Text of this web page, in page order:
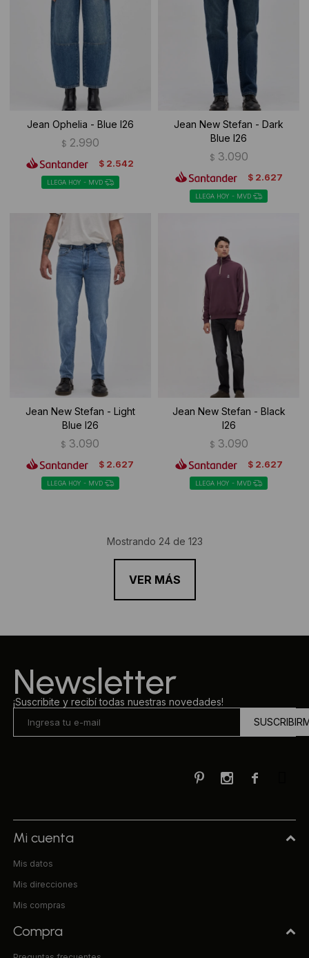
Jean Ophelia - Blue I26
$ 2.990
$ 2.542
LLEGA HOY - MVD
Jean New Stefan - Dark
Blue I26
$ 3.090
$ 2.627
LLEGA HOY - MVD
Jean New Stefan - Light
Blue I26
$ 3.090
$ 2.627
LLEGA HOY - MVD
Jean New Stefan - Black
I26
$ 3.090
$ 2.627
LLEGA HOY - MVD
Mostrando 24de 123
VER MÁS
Newsletter
¡Suscribite y recibí todas nuestras novedades!

 
Mi cuenta
Mis datos
Mis direcciones
Mis compras
Compra